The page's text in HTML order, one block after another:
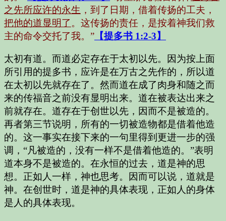
之先所应许的永生 ，到了日期，借着传扬的工夫，
把他的道显明了 。这传扬的责任，是按着神我们救
主的命令交托了我。” 【提多书 1:2-3】
太初有道。而道必定存在于太初以先。因为按上面
所引用的提多书，应许是在万古之先作的，所以道
在太初以先就存在了。然而道在成了肉身和随之而
来的传福音之前没有显明出来。道在被表达出来之
前就存在。道存在于创世以先，因而不是被造的。
再者第三节说明，所有的一切被造物都是借着他造
的。这一事实在接下来的一句里得到更进一步的强
调，“凡被造的，没有一样不是借着他造的。”表明
道本身不是被造的。在永恒的过去，道是神的思
想。正如人一样，神也思考。因而可以说，道就是
神。在创世时，道是神的具体表现，正如人的身体
是人的具体表现。